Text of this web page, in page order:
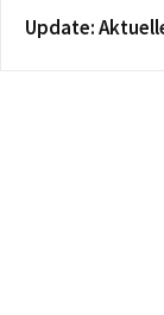
Update: